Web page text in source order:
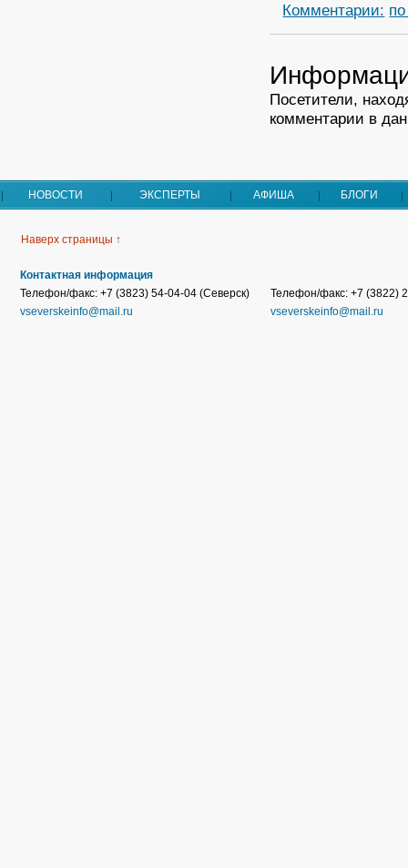
Комментарии:
Посетители,
комментарии в
НОВОСТИ ЭКСПЕРТЫ АФИША БЛОГИ
Наверх страницы ↑
Контактная информация
Телефон/факс: +7 (3823) 54-04-04 (Северск)
vseverskeinfo@mail.ru
Телефон/факс: +7 (3822)
vseverskeinfo@mail.ru